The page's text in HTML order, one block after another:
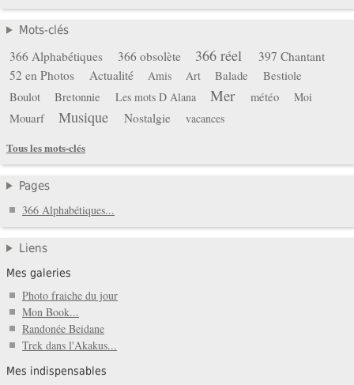
Mots-clés
366 Alphabétiques 366 obsolète 366 réel
397 Chantant
52 en Photos
Actualité Amis Art Balade
Bestiole
Boulot
Bretonnie Les mots D Alana Mer météo Moi
Mouarf Musique Nostalgie
vacances
Tous les mots-clés
Pages
366 Alphabétiques...
Liens
Mes galeries
Photo fraiche du jour
Mon Book...
Randonée Beidane
Trek dans l'Akakus...
Mes indispensables